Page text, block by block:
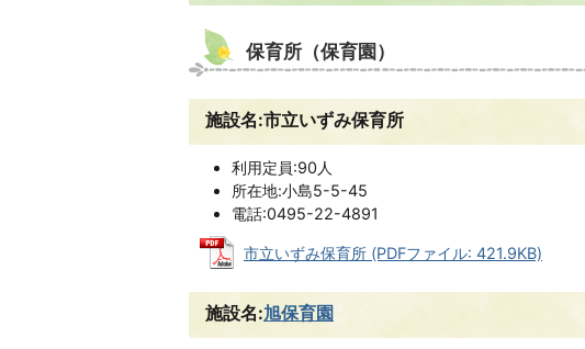
保育所（保育園）
施設名:市立いずみ保育所
利用定員:90人
所在地:小島5-5-45
電話:0495-22-4891
市立いずみ保育所 (PDFファイル: 421.9KB)
施設名:旭保育園